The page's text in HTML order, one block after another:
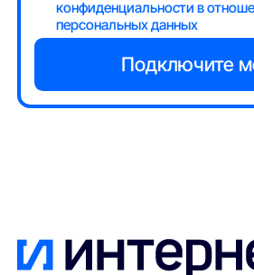
конфиденциальности в
персональных данных